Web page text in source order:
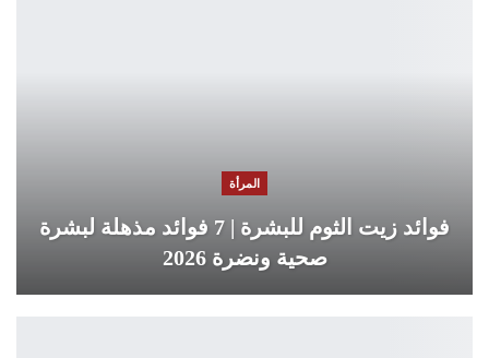
المرأة
فوائد زيت الثوم للبشرة | 7 فوائد مذهلة لبشرة
صحية ونضرة 2026